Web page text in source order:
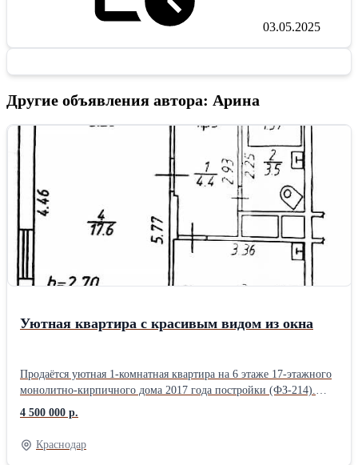
03.05.2025
Другие объявления автора: Арина
Уютная квартира с красивым видом из окна
Продаётся уютная 1-комнатная квартира на 6 этаже 17-этажного
монолитно-кирпичного дома 2017 года постройки (ФЗ-214).
Общая площадь квартиры - 34,5 м², с учётом застеклённого
балкона - около 37,5 м². Комната - 17,6 м², кухня - 9 м². Высота
потолков - 2,7 м. Квартира светлая и функциональная. Из кухни
есть выход на застеклённый балкон. Окна выходят на запад,
4 500 000 р.
Краснодар